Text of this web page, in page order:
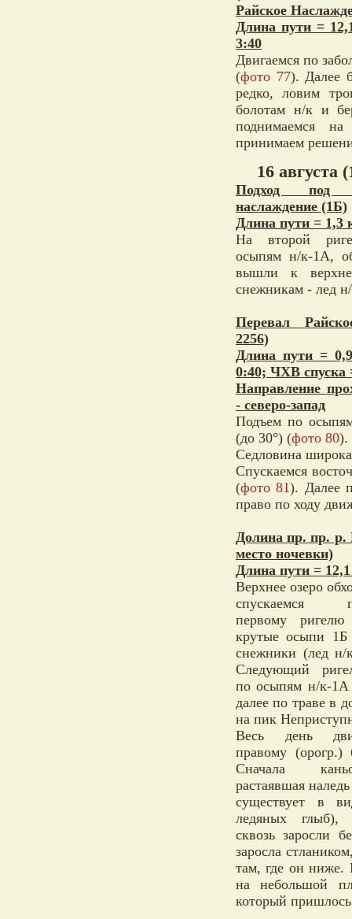
Райское
Длина пути =
3:40
Двигаемся по
(фото 77). Далее
редко, ловим
болотам н/к и
поднимаемся
принимаем
16 августа
Подход под
наслаждение (1Б)
Длина пути =
На второй
осыпям н/к-1А,
вышли к
снежникам - лед
Перевал
2256)
Длина пути =
0:40; ЧХВ спуска
Направление
- северо-запад
Подъем по
(до 30°) (фото 80).
Седловина
Спускаемся
(фото 81). Далее
право по ходу
Долина пр. пр. р.
место ночевки)
Длина пути =
Верхнее озеро
спускаемся
первому
крутые осыпи
снежники (лед н/
Следующий
по осыпям н/к-
далее по траве в
на пик
Весь день
правому (орогр.)
Сначала
растаявшая
существует в
ледяных глыб),
сквозь заросли
заросла
там, где он ниже.
на небольшой
который